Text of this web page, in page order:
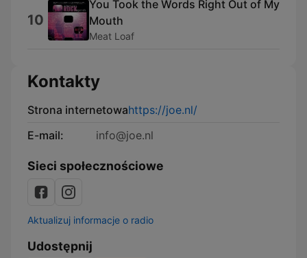
10
You Took the Words Right Out of My
Mouth
Meat Loaf
Kontakty
Strona internetowahttps://joe.nl/
E-mail:
info@joe.nl
Sieci społecznościowe
Aktualizuj informacje o radio
Udostępnij